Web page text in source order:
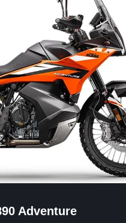
Adventure